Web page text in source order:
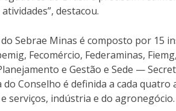
destacou.
Sebrae Minas é composto por 15
Fecomércio, Federaminas,
e Gestão e Sede —
do Conselho é definida a cada
serviços, indústria e do agronegócio.